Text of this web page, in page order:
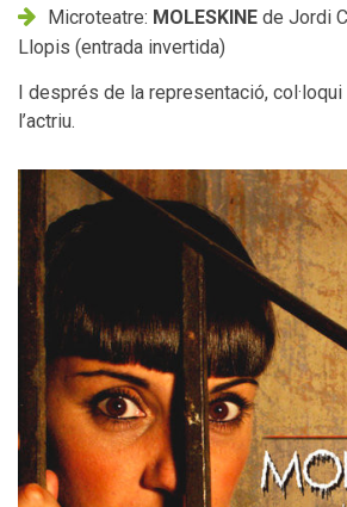
Microteatre: MOLESKINE de Jordi
Llopis (entrada invertida)
I després de la representació, col·loqui
l’actriu.